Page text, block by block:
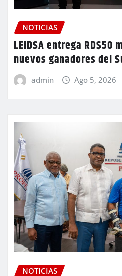
NOTICIAS
LEIDSA entrega RD$50
nuevos ganadores del
admin Ago 5, 2026
NOTICIAS